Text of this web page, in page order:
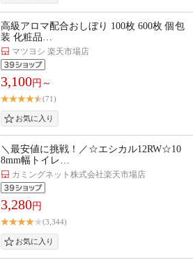
高級アロマ配合おしぼり 100枚 600枚 個包
装 化粧品…
マツヨシ 楽天市場店
3,100円～
(71)
＼最安値に挑戦！／☆エシカル12RW☆10
8mm幅トイレ…
カミングネット株式会社楽天市場店
3,280円
(3,344)